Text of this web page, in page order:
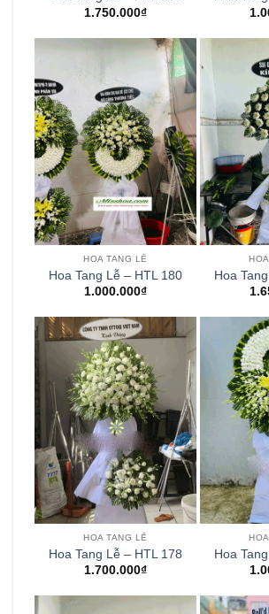
1.750.000₫
HOA TANG LỄ
Hoa Tang Lễ – HTL 180
1.000.000₫
Hoa
HOA TANG LỄ
Hoa Tang Lễ – HTL 178
1.700.000₫
Hoa